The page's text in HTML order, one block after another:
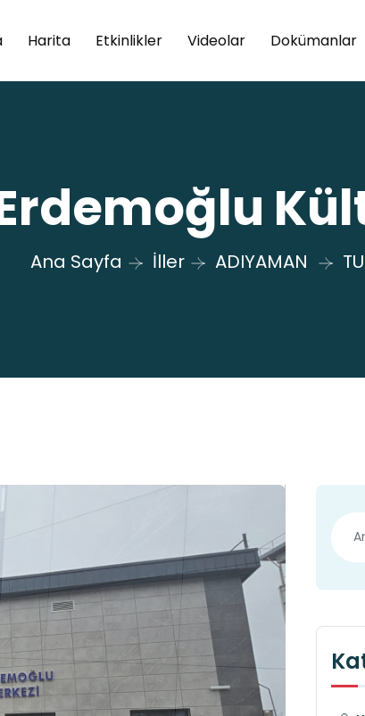
Harita Etkinlikler Videolar Dokümanlar
Ana Sayfa İller ADIYAMAN